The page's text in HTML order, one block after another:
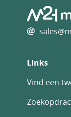
Links
Vind een